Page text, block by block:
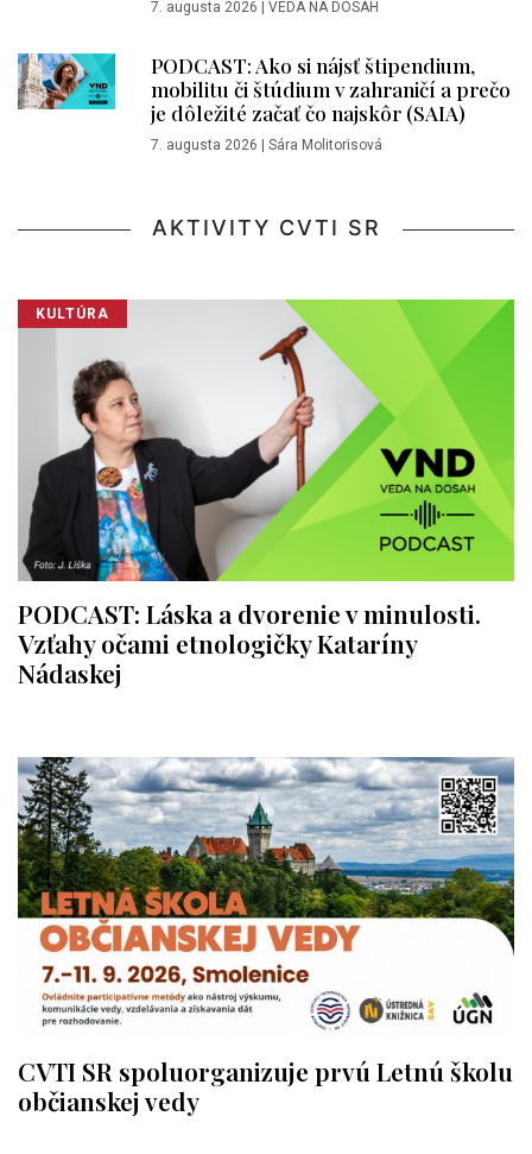
7. augusta 2026 VEDA NA DOSAH
PODCAST: Ako si nájsť štipendium,
mobilitu či štúdium v zahraničí a prečo
je dôležité začať čo najskôr (SAIA)
7. augusta 2026 Sára Molitorisová
AKTIVITY CVTI SR
KULTÚRA
PODCAST: Láska a dvorenie v minulosti.
Vzťahy očami etnologičky Kataríny
Nádaskej
CVTI SR spoluorganizuje prvú Letnú školu
občianskej vedy